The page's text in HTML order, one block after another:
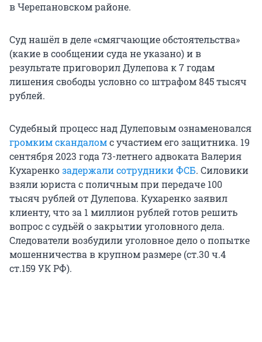
в Черепановском районе.
Суд нашёл в деле «смягчающие обстоятельства»
(какие в сообщении суда не указано) и в
результате приговорил Дулепова к 7 годам
лишения свободы условно со штрафом 845 тысяч
рублей.
Судебный процесс над Дулеповым ознаменовался
громким скандаломс участием его защитника. 19
сентября 2023 года 73-летнего адвоката Валерия
Кухаренкозадержали сотрудники ФСБ. Силовики
взяли юриста с поличным при передаче 100
тысяч рублей от Дулепова. Кухаренко заявил
клиенту, что за 1 миллион рублей готов решить
вопрос с судьёй о закрытии уголовного дела.
Следователи возбудили уголовное дело о попытке
мошенничества в крупном размере (ст.30 ч.4
ст.159 УК РФ).